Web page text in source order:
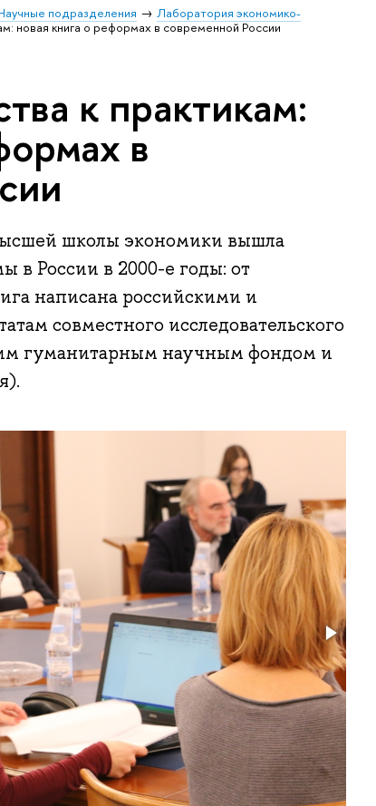
подразделения
Лаборатория экономико-
новая книга о реформах в современной России
к практикам:
в
школы экономики вышла
в России в 2000-е годы: от
написана российскими и
совместного исследовательского
гуманитарным научным фондом и